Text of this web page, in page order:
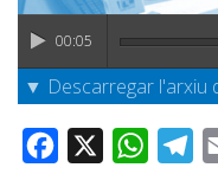
Publicitat
Contacte
00:05
▼ Descarregar l'arxiu
Facebook